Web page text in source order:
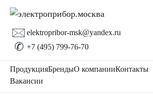
🖂 elektropribor-msk@yandex.ru
✆ +7 (495) 799-76-70
ПродукцияБрендыО компанииКонтакты
Вакансии